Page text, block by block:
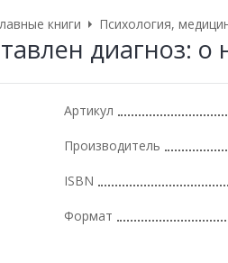
книги Психология,
диагноз:
Артикул
Производитель
ISBN
Формат